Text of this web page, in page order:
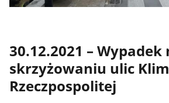
30.12.2021 – Wypadek
skrzyżowaniu ulic
Rzeczpospolitej